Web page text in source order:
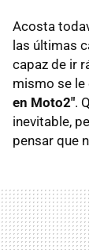
Acosta
las últimas
capaz de ir
mismo se le
en Moto2".
inevitable,
pensar que